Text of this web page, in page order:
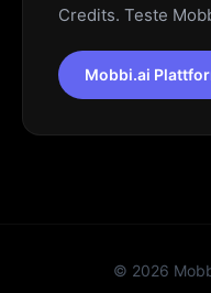
Credits. Teste
Mobbi.ai
© 2026